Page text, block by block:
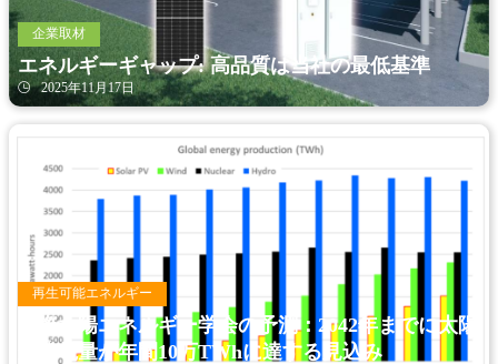
企業取材
エネルギーギャップ: 高品質は当社の最低基準
2025年11月17日
再生可能エネルギー
国際太陽エネルギー学会の予測：2042年までに太陽
光発電量が年間10万TWhに達する見込み